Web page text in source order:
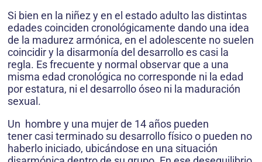
Si bien en la niñez y en el estado adulto las distintas
edades coinciden cronológicamente dando una idea
de la madurez armónica, en el adolescente no suelen
coincidir y la disarmonía del desarrollo es casi la
regla. Es frecuente y normal observar que a una
misma edad cronológica no corresponde ni la edad
por estatura, ni el desarrollo óseo ni la maduración
sexual.
Un hombre y una mujer de 14 años pueden
tener casi terminado su desarrollo físico o pueden no
haberlo iniciado, ubicándose en una situación